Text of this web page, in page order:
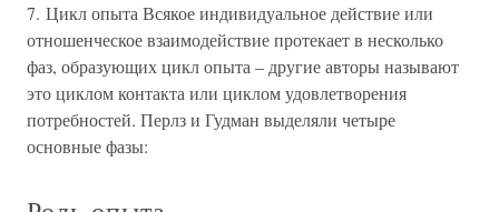
7. Цикл опыта Всякое индивидуальное действие или
отношенческое взаимодействие протекает в несколько
фаз, образующих цикл опыта – другие авторы называют
это циклом контакта или циклом удовлетворения
потребностей. Перлз и Гудман выделяли четыре
основные фазы: